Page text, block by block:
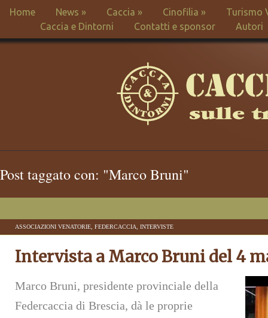
Home News » Caccia » Cinofilia »
Turismo
Caccia e Dintorni
Contatti e sponsor Autori
Post taggato con: "Marco Bruni"
ASSOCIAZIONI VENATORIE FEDERCACCIA INTERVISTE
Intervista a Marco Bruni del 4
Marco Bruni, presidente provinciale della
Federcaccia di Brescia, dà le proprie